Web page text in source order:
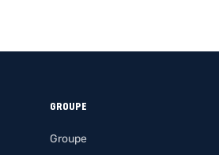
GROUPE
Groupe